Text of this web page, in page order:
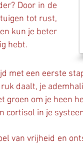
Door in de
tot rust,
kun je beter
hebt.
met een eerste
daalt, je
groen om je heen
cortisol in je
van vrijheid en